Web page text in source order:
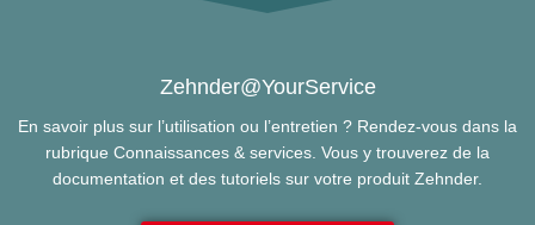
Zehnder@YourService
En savoir plus sur l’utilisation ou l’entretien ? Rendez-vous dans la
rubrique Connaissances & services. Vous y trouverez de la
documentation et des tutoriels sur votre produit Zehnder.